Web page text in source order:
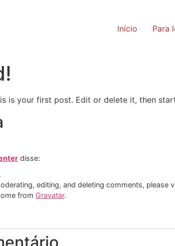
Início Para
is your first post. Edit or delete it, then
disse:
editing, and deleting comments, please
from Gravatar.